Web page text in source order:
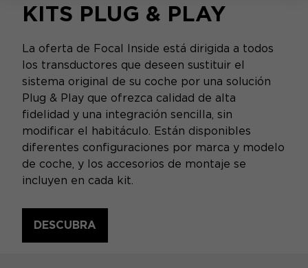
KITS PLUG & PLAY
La oferta de Focal Inside está dirigida a todos
los transductores que deseen sustituir el
sistema original de su coche por una solución
Plug & Play que ofrezca calidad de alta
fidelidad y una integración sencilla, sin
modificar el habitáculo. Están disponibles
diferentes configuraciones por marca y modelo
de coche, y los accesorios de montaje se
incluyen en cada kit.
DESCUBRA